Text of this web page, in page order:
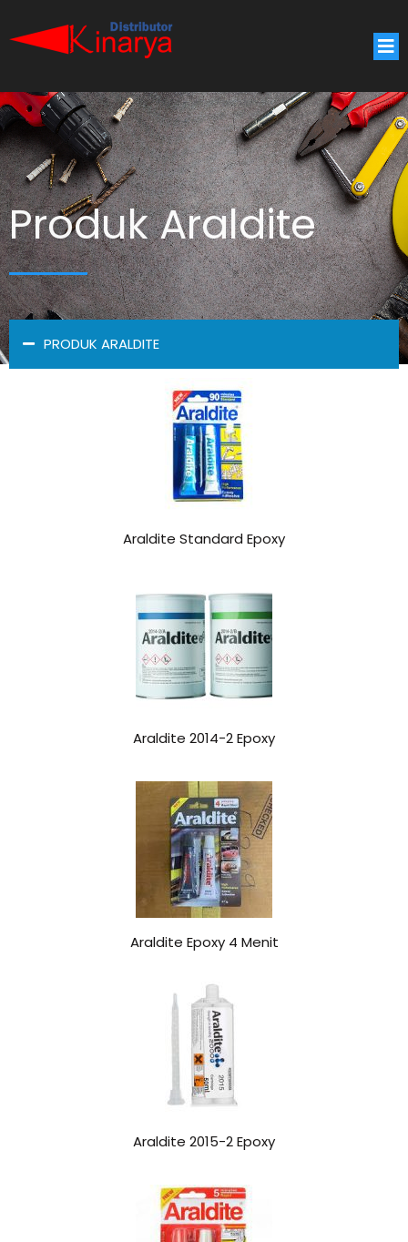
Produk Araldite
PRODUK ARALDITE
Araldite Standard Epoxy
Araldite 2014-2 Epoxy
Araldite Epoxy 4 Menit
Araldite 2015-2 Epoxy